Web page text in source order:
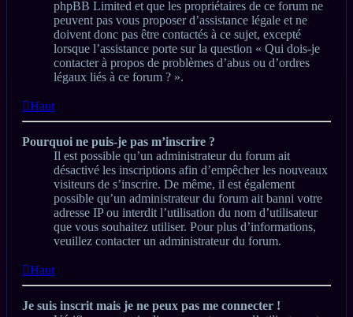
phpBB Limited et que les propriétaires de ce forum ne
peuvent pas vous proposer d’assistance légale et ne
doivent donc pas être contactés à ce sujet, excepté
lorsque l’assistance porte sur la question « Qui dois-je
contacter à propos de problèmes d’abus ou d’ordres
légaux liés à ce forum ? ».
Haut
Pourquoi ne puis-je pas m’inscrire ?
Il est possible qu’un administrateur du forum ait
désactivé les inscriptions afin d’empêcher les nouveaux
visiteurs de s’inscrire. De même, il est également
possible qu’un administrateur du forum ait banni votre
adresse IP ou interdit l’utilisation du nom d’utilisateur
que vous souhaitez utiliser. Pour plus d’informations,
veuillez contacter un administrateur du forum.
Haut
Je suis inscrit mais je ne peux pas me connecter !